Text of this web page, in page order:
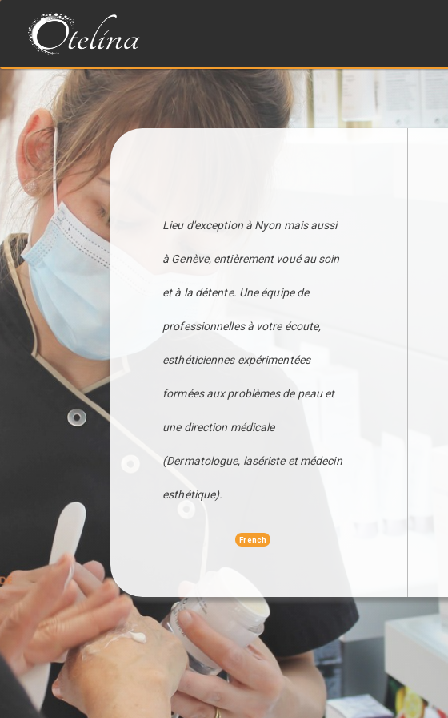
Lieu d'exception à Nyon mais aussi
à Genève, entièrement voué au soin
et à la détente. Une équipe de
professionnelles à votre écoute,
esthéticiennes expérimentées
formées aux problèmes de peau et
une direction médicale
(Dermatologue, lasériste et médecin
esthétique).
French